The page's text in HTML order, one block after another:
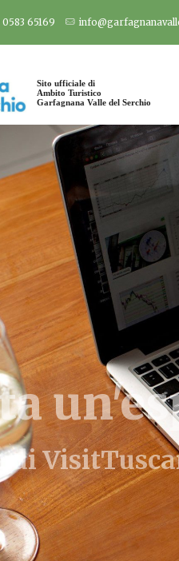
0583 65169
Sito ufficiale di
Ambito Turistico
Garfagnana Valle del Serchio
di